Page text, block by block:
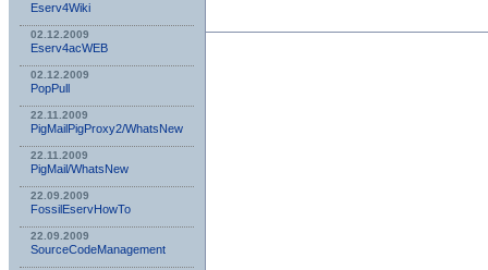
Eserv4Wiki
02.12.2009
Eserv4acWEB
02.12.2009
PopPull
22.11.2009
PigMailPigProxy2/WhatsNew
22.11.2009
PigMail/WhatsNew
22.09.2009
FossilEservHowTo
22.09.2009
SourceCodeManagement